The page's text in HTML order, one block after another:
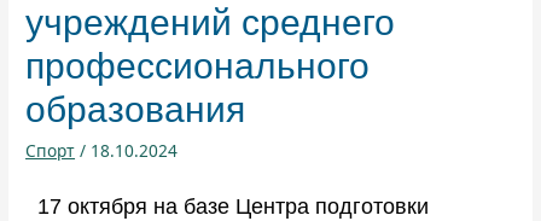
учреждений среднего
профессионального
образования
Спорт / 18.10.2024
17 октября на базе Центра подготовки